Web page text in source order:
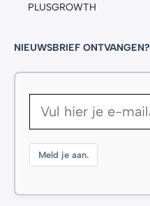
PLUSGROWTH
NIEUWSBRIEF ONTVANGEN?
Meld je aan.